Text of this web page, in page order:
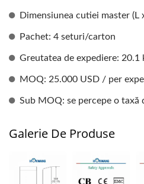
Dimensiunea cutiei master
Pachet: 4 seturi/carton
Greutatea de expediere: 20.1
MOQ: 25.000 USD / per
Sub MOQ: se percepe o taxă
Galerie De Produse